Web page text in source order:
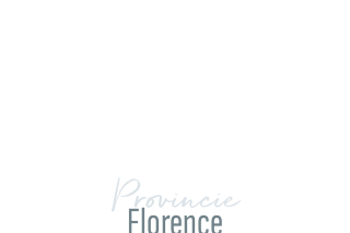
Provincie
Florence